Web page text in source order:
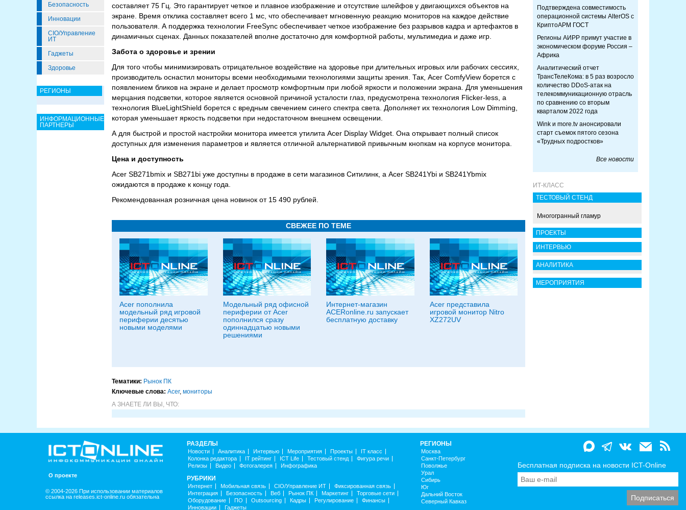
Безопасность
Инновации
CIO/Управление
ИТ
Гаджеты
Здоровье
РЕГИОНЫ
ИНФОРМАЦИОННЫЕ
ПАРТНЕРЫ
составляет 75 Гц. Это гарантирует четкое и плавное изображение и отсутствие шлейфов у двигающихся объектов на
экране. Время отклика составляет всего 1 мс, что обеспечивает мгновенную реакцию мониторов на каждое действие
пользователя. А поддержка технологии FreeSync обеспечивает четкое изображение без разрывов кадра и артефактов в
динамичных сценах. Данных показателей вполне достаточно для комфортной работы, мультимедиа и даже игр.
Забота о здоровье и зрении
Для того чтобы минимизировать отрицательное воздействие на здоровье при длительных игровых или рабочих сессиях,
производитель оснастил мониторы всеми необходимыми технологиями защиты зрения. Так, Acer ComfyView борется с
появлением бликов на экране и делает просмотр комфортным при любой яркости и положении экрана. Для уменьшения
мерцания подсветки, которое является основной причиной усталости глаз, предусмотрена технология Flicker-less, а
технология BlueLightShield борется с вредным свечением синего спектра света. Дополняет их технология Low Dimming,
которая уменьшает яркость подсветки при недостаточном внешнем освещении.
А для быстрой и простой настройки монитора имеется утилита Acer Display Widget. Она открывает полный список
доступных для изменения параметров и является отличной альтернативой привычным кнопкам на корпусе монитора.
Цена и доступность
Acer SB271bmix и SB271bi уже доступны в продаже в сети магазинов Ситилинк, а Acer SB241Ybi и SB241Ybmix
ожидаются в продаже к концу года.
Рекомендованная розничная цена новинок от 15 490 рублей.
СВЕЖЕЕ ПО ТЕМЕ
Acer пополнила
модельный ряд игровой
периферии десятью
новыми моделями
Модельный ряд офисной
периферии от Acer
пополнился сразу
одиннадцатью новыми
решениями
Интернет-магазин
ACERonline.ru запускает
бесплатную доставку
Acer представила
игровой монитор Nitro
XZ272UV
Тематики: Рынок ПК
Ключевые слова: Acer, мониторы
А ЗНАЕТЕ ЛИ ВЫ, ЧТО:
Подтверждена совместимость
операционной системы AlterOS с
КриптоАРМ ГОСТ
Регионы АИРР примут участие в
экономическом форуме Россия –
Африка
Аналитический отчет
ТрансТелеКома: в 5 раз возросло
количество DDoS-атак на
телекоммуникационную отрасль
по сравнению со вторым
кварталом 2022 года
Wink и more.tv анонсировали
старт съемок пятого сезона
«Трудных подростков»
Все новости
ИТ-КЛАСС
ТЕСТОВЫЙ СТЕНД
Многогранный гламур
ПРОЕКТЫ
ИНТЕРВЬЮ
АНАЛИТИКА
МЕРОПРИЯТИЯ
О проекте
© 2004-2026 При использовании материалов
ссылка на releases.ict-online.ru обязательна
РАЗДЕЛЫ
Новости Аналитика Интервью Мероприятия Проекты
IT класс
Колонка редактора
IT рейтинг ICT Life Тестовый стенд
Фигура речи
Релизы
Видео Фотогалерея Инфографика
РУБРИКИ
Интернет Мобильная связь CIO/Управление ИТ
Фиксированная связь
Интеграция
Безопасность Веб Рынок ПК Маркетинг
Торговые сети
Оборудование
ПО Outsourcing Кадры Регулирование
Финансы
Инновации
Гаджеты
РЕГИОНЫ
Москва
Санкт-Петербург
Поволжье
Урал
Сибирь
Юг
Дальний Восток
Северный Кавказ
Бесплатная подписка на новости ICT-Online